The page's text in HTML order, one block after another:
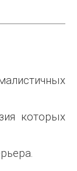
которых